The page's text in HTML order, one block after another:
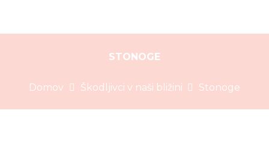
STONOGE
Domov Škodljivci v naši bližini Stonoge